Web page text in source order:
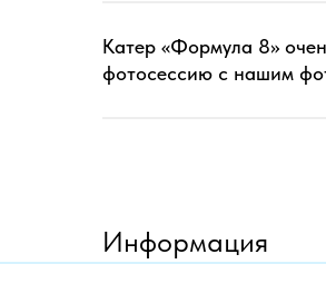
Катер «Формула 8»
фотосессию с нашим
Информация